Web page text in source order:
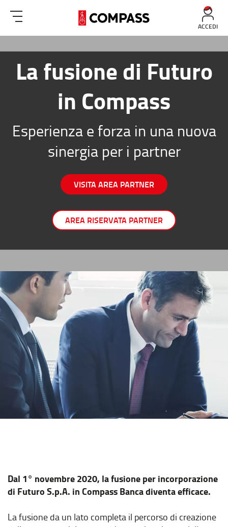
ACCEDI
La fusione di Futuro
in Compass
Esperienza e forza in una nuova
sinergia per i partner
VISITA AREA PARTNER
AREA RISERVATA PARTNER
Dal 1° novembre 2020, la fusione per incorporazione
di Futuro S.p.A. in Compass Banca diventa efficace.
La fusione da un lato completa il percorso di creazione